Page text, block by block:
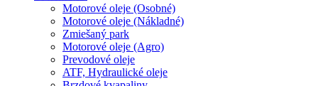
Motorové oleje (Osobné)
Motorové oleje (Nákladné)
Zmiešaný park
Motorové oleje (Agro)
Prevodové oleje
ATF, Hydraulické oleje